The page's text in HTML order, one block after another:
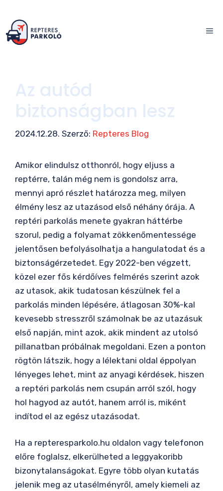
tartalomba
Az autód
biztonságban lesz
2024.12.28. Szerző: Repteres Blog
Amikor elindulsz otthonról, hogy eljuss a
reptérre, talán még nem is gondolsz arra,
mennyi apró részlet határozza meg, milyen
élmény lesz az utazásod első néhány órája. A
reptéri parkolás menete gyakran háttérbe
szorul, pedig a folyamat zökkenőmentessége
jelentősen befolyásolhatja a hangulatodat és a
biztonságérzetedet. Egy 2022-ben végzett,
közel ezer fős kérdőíves felmérés szerint azok
az utasok, akik tudatosan készülnek fel a
parkolás minden lépésére, átlagosan 30%-kal
kevesebb stresszről számolnak be az utazásuk
első napján, mint azok, akik mindent az utolsó
pillanatban próbálnak megoldani. Ezen a ponton
rögtön látszik, hogy a lélektani oldal éppolyan
lényeges lehet, mint az anyagi kérdések, hiszen
a reptéri parkolás nem csupán arról szól, hogy
hol hagyod az autót, hanem arról is, miként
indítod el az egész utazásodat.
Ha a repteresparkolo.hu oldalon vagy telefonon
előre foglalsz, elkerülheted a leggyakoribb
bizonytalanságokat. Egyre több olyan kutatás
jelenik meg az utasélményről, amely kiemeli az